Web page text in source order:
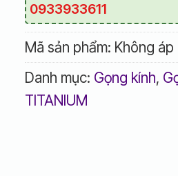
0933933611
Mã sản phẩm: Không áp
Danh mục: Gọng kính,
TITANIUM